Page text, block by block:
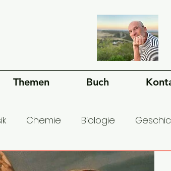
Themen Buch
Chemie Biologie
Ökonomie